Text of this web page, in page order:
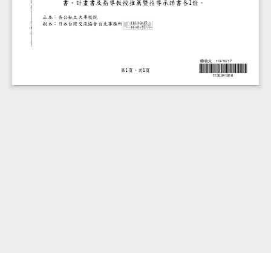
書、計畫書及指導教授推薦暨指導承諾書各
1份。
正本：各公私立大專校院
副本：日本台灣交流協會台北事務所
113/10/17
14:41:47
1130041916
總收文113/10/17
第 1 頁，共
1 頁